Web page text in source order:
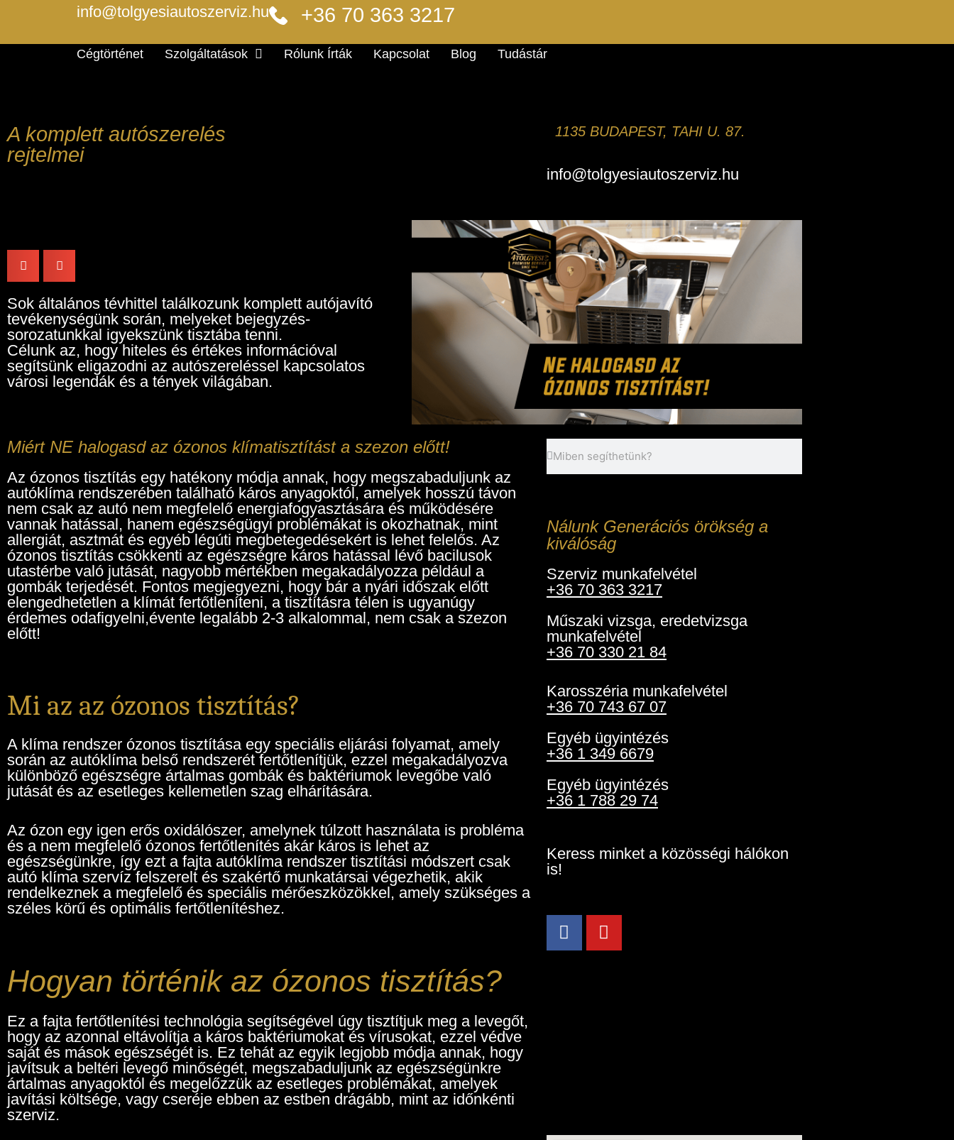
info@tolgyesiautoszerviz.hu +36 70 363 3217
Cégtörténet Szolgáltatások Rólunk Írták Kapcsolat Blog Tudástár
A komplett autószerelés
rejtelmei
1135 BUDAPEST, TAHI U. 87.
info@tolgyesiautoszerviz.hu
Sok általános tévhittel találkozunk komplett autójavító
tevékenységünk során, melyeket bejegyzés-
sorozatunkkal igyekszünk tisztába tenni.
Célunk az, hogy hiteles és értékes információval
segítsünk eligazodni az autószereléssel kapcsolatos
városi legendák és a tények világában.
Miért NE halogasd az ózonos klímatisztítást a szezon előtt!
Az ózonos tisztítás egy hatékony módja annak, hogy megszabaduljunk az
autóklíma rendszerében található káros anyagoktól, amelyek hosszú távon
nem csak az autó nem megfelelő energiafogyasztására és működésére
vannak hatással, hanem egészségügyi problémákat is okozhatnak, mint
allergiát, asztmát és egyéb légúti megbetegedésekért is lehet felelős. Az
ózonos tisztítás csökkenti az egészségre káros hatással lévő bacilusok
utastérbe való jutását, nagyobb mértékben megakadályozza például a
gombák terjedését. Fontos megjegyezni, hogy bár a nyári időszak előtt
elengedhetetlen a klímát fertőtleníteni, a tisztításra télen is ugyanúgy
érdemes odafigyelni,évente legalább 2-3 alkalommal, nem csak a szezon
előtt!
Mi az az ózonos tisztítás?
A klíma rendszer ózonos tisztítása egy speciális eljárási folyamat, amely
során az autóklíma belső rendszerét fertőtlenítjük, ezzel megakadályozva
különböző egészségre ártalmas gombák és baktériumok levegőbe való
jutását és az esetleges kellemetlen szag elhárítására.
Az ózon egy igen erős oxidálószer, amelynek túlzott használata is probléma
és a nem megfelelő ózonos fertőtlenítés akár káros is lehet az
egészségünkre, így ezt a fajta autóklíma rendszer tisztítási módszert csak
autó klíma szervíz felszerelt és szakértő munkatársai végezhetik, akik
rendelkeznek a megfelelő és speciális mérőeszközökkel, amely szükséges a
széles körű és optimális fertőtlenítéshez.
Hogyan történik az ózonos tisztítás?
Ez a fajta fertőtlenítési technológia segítségével úgy tisztítjuk meg a levegőt,
hogy az azonnal eltávolítja a káros baktériumokat és vírusokat, ezzel védve
saját és mások egészségét is. Ez tehát az egyik legjobb módja annak, hogy
javítsuk a beltéri levegő minőségét, megszabaduljunk az egészségünkre
ártalmas anyagoktól és megelőzzük az esetleges problémákat, amelyek
javítási költsége, vagy cseréje ebben az estben drágább, mint az időnkénti
szerviz.
Nálunk Generációs örökség a
kiválóság
Szerviz munkafelvétel
+36 70 363 3217
Műszaki vizsga, eredetvizsga
munkafelvétel
+36 70 330 21 84
Karosszéria munkafelvétel
+36 70 743 67 07
Egyéb ügyintézés
+36 1 349 6679
Egyéb ügyintézés
+36 1 788 29 74
Keress minket a közösségi hálókon
is!